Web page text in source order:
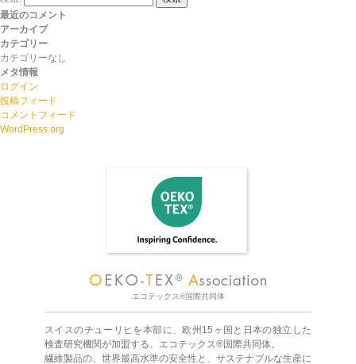
最近のコメント
アーカイブ
カテゴリー
カテゴリーなし
メタ情報
ログイン
投稿フィード
コメントフィード
WordPress.org
エコテックス®国際共同体
スイスのチューリヒを本部に、欧州15ヶ国と日本の独立した
検査研究機関が加盟する、エコテックス®国際共同体。
繊維製品の、世界最高水準の安全性と、サステナブルな生産に